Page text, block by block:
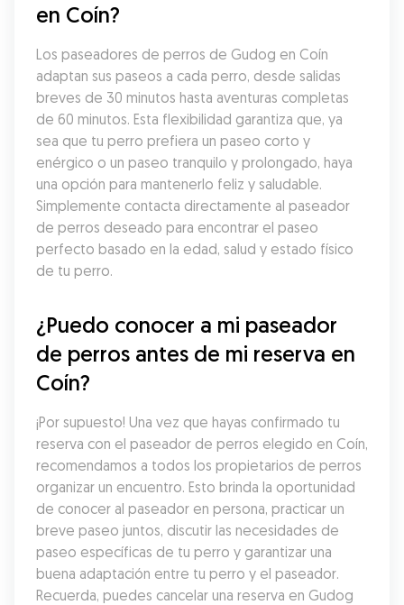
en Coín?
Los paseadores de perros de Gudog en Coín
adaptan sus paseos a cada perro, desde salidas
breves de 30 minutos hasta aventuras completas
de 60 minutos. Esta flexibilidad garantiza que, ya
sea que tu perro prefiera un paseo corto y
enérgico o un paseo tranquilo y prolongado, haya
una opción para mantenerlo feliz y saludable.
Simplemente contacta directamente al paseador
de perros deseado para encontrar el paseo
perfecto basado en la edad, salud y estado físico
de tu perro.
¿Puedo conocer a mi paseador
de perros antes de mi reserva en
Coín?
¡Por supuesto! Una vez que hayas confirmado tu
reserva con el paseador de perros elegido en Coín,
recomendamos a todos los propietarios de perros
organizar un encuentro. Esto brinda la oportunidad
de conocer al paseador en persona, practicar un
breve paseo juntos, discutir las necesidades de
paseo específicas de tu perro y garantizar una
buena adaptación entre tu perro y el paseador.
Recuerda, puedes cancelar una reserva en Gudog